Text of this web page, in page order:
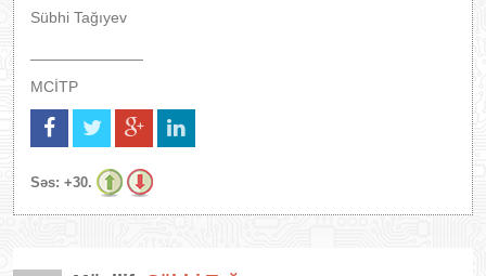
Sübhi Tağıyev
MCİTP
Səs: +30.